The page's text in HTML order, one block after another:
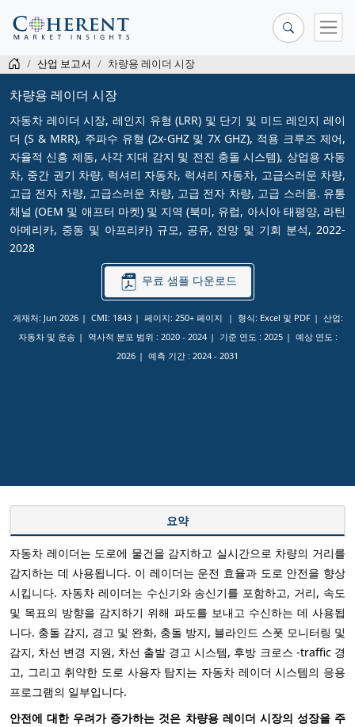
산업 보고서 차량용 레이더 시장
차량용 레이더 시장
자동차 레이더 시장, 레인지 유형 (LRR) 및 단기 및 미드 레인지 레이
더 (S & MRR), 주파수 유형 (2x-GHZ 및 7X GHZ), 적용 크루즈 제어,
자율적 신흥 제동, 사각 지대 감지 및 전진 충돌 시스템), 상업용 자동
차, 중간 권기 차량, 럭셔리 자동차, 럭셔리 자동차, 고급스러운 차량,
고급 전자 차량, 고급스러운 차량, 고급 전자 차량, 고급 스러움. 유통
채널 (OEM 및 애프터 마켓) 및 지역 (북미, 유럽, 아시아 태평양, 라틴
아메리카, 중동 및 아프리카) 규모, 공유, 전망 및 기회 분석, 2022-
2028
무료 샘플 다운로드
게재처: Jun 2026 CMI: 1843 페이지: 250+ 페이지 형식: Excel 및 PDF
산업:
자동차 및 운송
역사적 분포 범위 : 2020 - 2024 기준 연도 : 2025
예상 연도 :
2026
예측 기간 : 2024 - 2031
요약
자동차 레이더는 도로에 물건을 감지하고 실시간으로 차량의 거리를
감지하는 데 사용됩니다. 이 레이더는 운전 효율과 도로 안전을 향상
시킵니다. 자동차 레이더는 수신기와 송신기를 포함하고, 거리, 속도
및 목표의 방향을 감지하기 위해 파도를 보내고 수신하는 데 사용됩
니다. 충돌 감지, 경고 및 완화, 충돌 방지, 블라인드 스폿 모니터링 및
감지, 차선 변경 지원, 차선 출발 경고 시스템, 후방 크로스 -traffic 경
고, 그리고 취약한 도로 사용자 탐지는 자동차 레이더 시스템의 응용
프로그램의 일부입니다.
안전에 대한 우려가 증가하는 것은 차량용 레이더 시장의 성장을 주